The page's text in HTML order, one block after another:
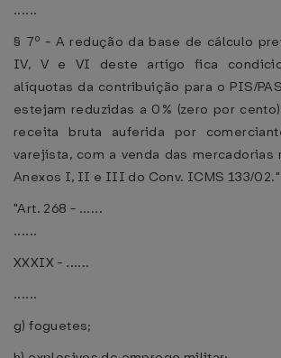
......
§ 7º - A redução da base de cálculo
IV, V e VI deste artigo fica
alíquotas da contribuição para o PIS/
estejam reduzidas a 0% (zero por
receita bruta auferida por
varejista, com a venda das mercadorias
Anexos I, II e III do Conv. ICMS 133/02."
"Art. 268 - ......
......
XXXIX - ......
......
g) foguetes;